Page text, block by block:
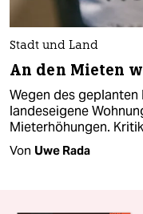
Stadt und Land
An den Mieten
Wegen des
landeseigene
Mieterhöhungen.
Von Uwe Rada